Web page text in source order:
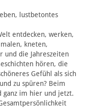
lustbetontes
entdecken, werken,
kneten,
und die Jahreszeiten
hören, die
Gefühl als sich
zu spüren? Beim
ganz im hier und jetzt.